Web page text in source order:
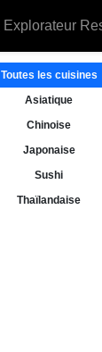
Explorateur
Toutes les cuisines
Asiatique
Chinoise
Japonaise
Sushi
Thaïlandaise